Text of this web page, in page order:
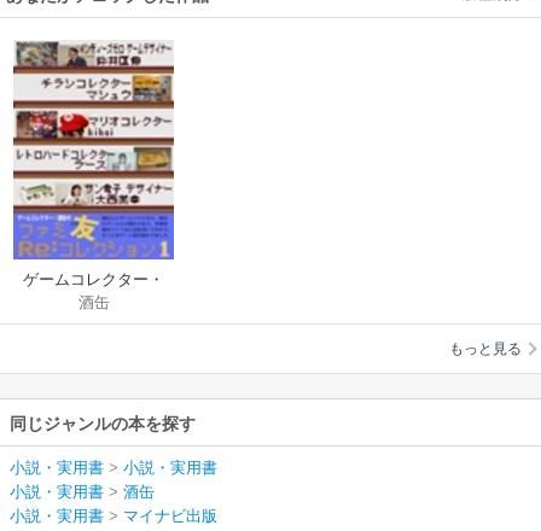
ゲームコレクター・
酒缶のファミ友Re:コ
レクション1
酒缶
もっと見る
同じジャンルの本を探す
小説・実用書 > 小説・実用書
小説・実用書 > 酒缶
小説・実用書 > マイナビ出版